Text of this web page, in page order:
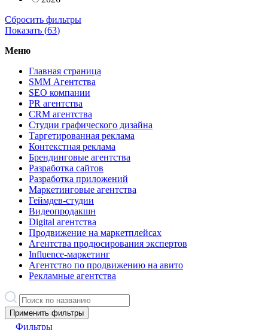
Сбросить фильтры
Показать (63)
Меню
Главная страница
SMM Агентства
SEO компании
PR агентства
CRM агентства
Студии графического дизайна
Таргетированная реклама
Контекстная реклама
Брендинговые агентства
Разработка сайтов
Разработка приложений
Маркетинговые агентства
Геймдев-студии
Видеопродакшн
Digital агентства
Продвижение на маркетплейсах
Агентства продюсирования экспертов
Influence-маркетинг
Агентство по продвижению на авито
Рекламные агентства
Применить фильтры
Фильтры